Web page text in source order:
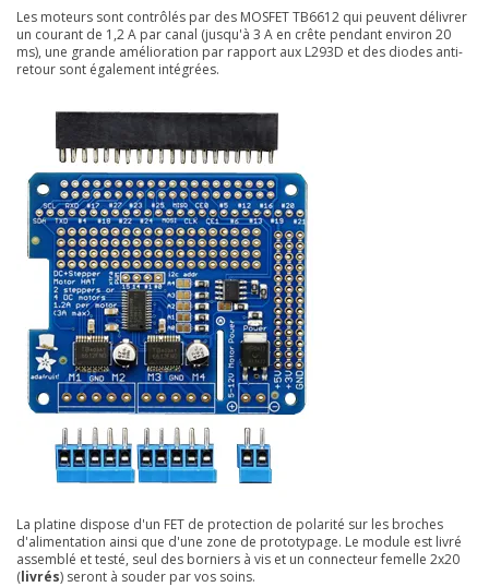
Les moteurs sont contrôlés par des MOSFET TB6612 qui peuvent délivrer
un courant de 1,2 A par canal (jusqu'à 3 A en crête pendant environ 20
ms), une grande amélioration par rapport aux L293D et des diodes anti-
retour sont également intégrées.
La platine dispose d'un FET de protection de polarité sur les broches
d'alimentation ainsi que d'une zone de prototypage. Le module est livré
assemblé et testé, seul des borniers à vis et un connecteur femelle 2x20
(livrés) seront à souder par vos soins.